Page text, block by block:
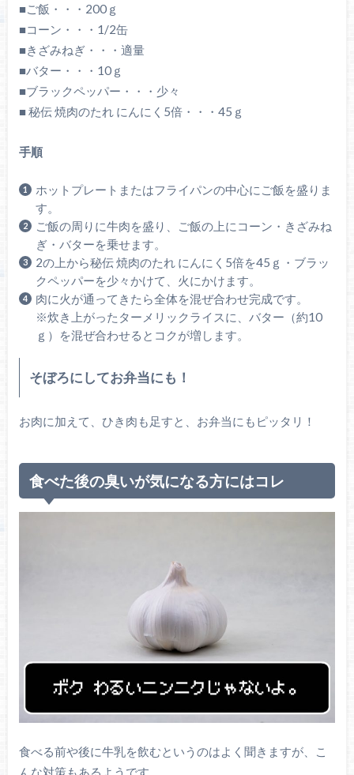
■ご飯・・・200ｇ
■コーン・・・1/2缶
■きざみねぎ・・・適量
■バター・・・10ｇ
■ブラックペッパー・・・少々
■ 秘伝 焼肉のたれ にんにく5倍・・・45ｇ
手順
ホットプレートまたはフライパンの中心にご飯を盛りま
す。
ご飯の周りに牛肉を盛り、ご飯の上にコーン・きざみね
ぎ・バターを乗せます。
2の上から秘伝 焼肉のたれ にんにく5倍を45ｇ・ブラッ
クペッパーを少々かけて、火にかけます。
肉に火が通ってきたら全体を混ぜ合わせ完成です。
※炊き上がったターメリックライスに、バター（約10
ｇ）を混ぜ合わせるとコクが増します。
そぼろにしてお弁当にも！
お肉に加えて、ひき肉も足すと、お弁当にもピッタリ！
食べた後の臭いが気になる方にはコレ
食べる前や後に牛乳を飲むというのはよく聞きますが、こ
んな対策もあるようです。